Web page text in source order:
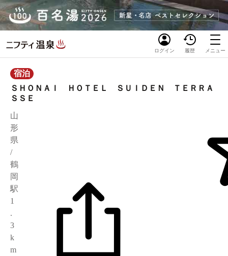
ログイン 履歴 メニュー
宿泊
ＳＨＯＮＡＩ ＨＯＴＥＬ ＳＵＩＤＥＮ ＴＥＲＲＡ
ＳＳＥ
山
形
県
/
鶴
岡
駅
1
.
3
k
m